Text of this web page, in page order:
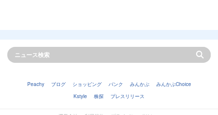
Peachy ブログ ショッピング バンク みんかぶ
みんかぶChoice
Kstyle
株探 プレスリリース